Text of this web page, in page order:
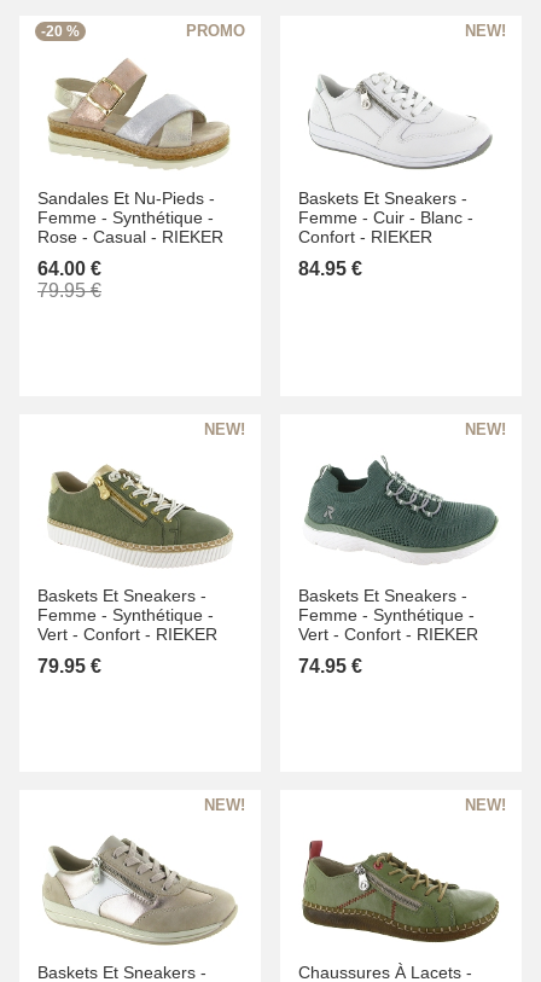
-20 %
Sandales Et Nu-Pieds -
Femme - Synthétique -
Rose - Casual - RIEKER
64.00 €
79.95 €
Baskets Et Sneakers -
Femme - Cuir - Blanc -
Confort - RIEKER
84.95 €
Baskets Et Sneakers -
Femme - Synthétique -
Vert - Confort - RIEKER
79.95 €
Baskets Et Sneakers -
Femme - Synthétique -
Vert - Confort - RIEKER
74.95 €
Baskets Et Sneakers -
Chaussures À Lacets -